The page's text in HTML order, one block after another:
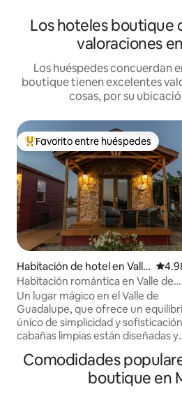
Los hoteles boutique
valoraciones
Los huéspedes concuerdan
boutique tienen excelentes
cosas, por su
Favorito entre huéspedes preferido
Favorito entre huéspedes
Habitación de hotel en Valle
de Guadalupe
Habitación romántica en Valle de
Guadalupe
Un lugar mágico en el Valle de
Guadalupe, que ofrece un
único de simplicidad y
cabañas limpias están diseñadas y
ambiente más acogedor y están
equipadas con comodidades de
clase para una estancia auténtica y
Comodidades
boutique en